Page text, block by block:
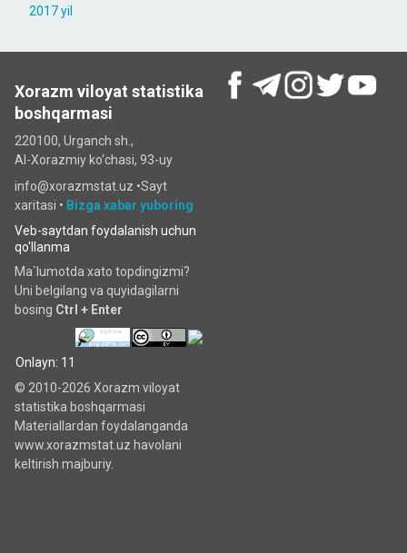
2017 yil
Xorazm viloyat statistika
boshqarmasi
220100, Urganch sh.,
Al-Xorazmiy ko‘chаsi, 93-uy
info@xorazmstat.uz •Sayt
xaritasi • Bizga xabar yuboring
Veb-saytdan foydalanish uchun
qo'llanma
Ma`lumotda xato topdingizmi?
Uni belgilang va quyidagilarni
bosing Ctrl + Enter
Onlayn: 11
© 2010-2026 Xorazm viloyat
statistika boshqarmasi
Materiallardan foydalanganda
www.xorazmstat.uz havolani
keltirish majburiy.